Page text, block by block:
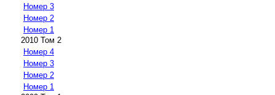
Номер 3
Номер 2
Номер 1
2010 Том 2
Номер 4
Номер 3
Номер 2
Номер 1